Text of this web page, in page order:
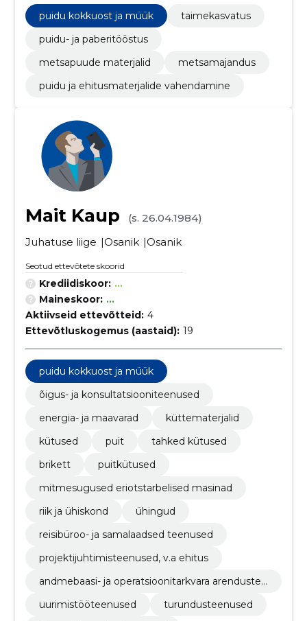
puidu kokkuost ja müük
taimekasvatus
puidu- ja paberitööstus
metsapuude materjalid
metsamajandus
puidu ja ehitusmaterjalide vahendamine
Mait Kaup
(s. 26.04.1984)
Juhatuse liige
Osanik Osanik
Seotud ettevõtete skoorid
Krediidiskoor: ...
Maineskoor: ...
Aktiivseid ettevõtteid: 4
Ettevõtluskogemus (aastaid): 19
puidu kokkuost ja müük
õigus- ja konsultatsiooniteenused
energia- ja maavarad
küttematerjalid
kütused
puit
tahked kütused
brikett
puitkütused
mitmesugused eriotstarbelised masinad
riik ja ühiskond
ühingud
reisibüroo- ja samalaadsed teenused
projektijuhtimisteenused, v.a ehitus
andmebaasi- ja operatsioonitarkvara arendustee
uurimistööteenused
turundusteenused